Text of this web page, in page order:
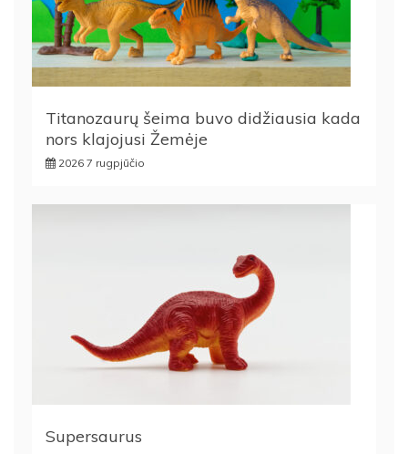
Titanozaurų šeima buvo didžiausia kada
nors klajojusi Žemėje
2026 7 rugpjūčio
Supersaurus